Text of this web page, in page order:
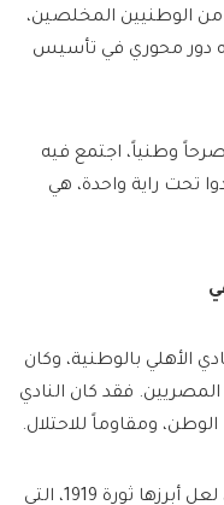
من الوطنيين المخلصين،
دور محوري في تأسيس
وطنياً، اجتمع فيه
تحت راية واحدة، هي
الأهلي بالوطنية، وكان
المصريين. فقد كان النادي
ومقاوماً للاحتلال.
وقد تجلى ذلك في العديد من المواقف، لعل أبرزها ثورة 1919، التي